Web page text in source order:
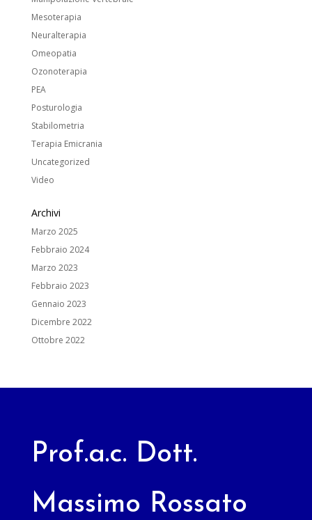
Mesoterapia
Neuralterapia
Omeopatia
Ozonoterapia
PEA
Posturologia
Stabilometria
Terapia Emicrania
Uncategorized
Video
Archivi
Marzo 2025
Febbraio 2024
Marzo 2023
Febbraio 2023
Gennaio 2023
Dicembre 2022
Ottobre 2022
Prof.a.c. Dott.
Massimo Rossato